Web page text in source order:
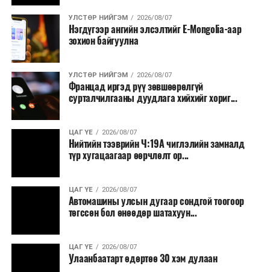
Хуулиар заавал мэдээлэхээс бусад кино,
контент, хэвлэлийн зардал;
Заавал олгохоос бусад тэтгэмж, урамшуулал.
Санхүүгийн хэмнэлтийн горимыг 2026 оны
арванхоёрдугаар сарын 31 хүртэл мөрдөнө. Харин
эрүүл мэндийн салбар уг хэмнэлтийн горимд
хамрагдахгүй бөгөөд цэцэрлэг, сургуулийн хүүхдийн
эрт илрүүлэг, вакцинжуулалт, томуу, томуу төст
өвчний эсрэг арга хэмжээ зэрэг зайлшгүй
үргэлжилнэ гэж Ерөнхий сайд Н.Учрал онцоллоо.
Мөн бүх шатны төсвийн ерөнхийлөн захирагч нарт
салбар бүрдээ урсгал зардлыг 20 хувиар бууруулах,
нөхөн томилгоо хийхгүй байх, аялал, амралт, зугаалга,
хамт олны урлаг, спортын арга хэмжээг зохион
байгуулахгүй байх, төрийн албанд шинэ орон тоо бий
УЛСТӨР НИЙГЭМ 2026/08/07
Нэгдүгээр ангийн элсэлтийг E-Mongolia-аар
зохион байгуулна
УЛСТӨР НИЙГЭМ 2026/08/07
Францад иргэд рүү зөвшөөрөлгүй
сурталчилгааны дуудлага хийхийг хориг...
ЦАГ ҮЕ 2026/08/07
Нийтийн тээврийн Ч:19А чиглэлийн замналд
түр хугацаагаар өөрчлөлт ор...
ЦАГ ҮЕ 2026/08/07
Автомашины улсын дугаар сондгой тоогоор
төгссөн бол өнөөдөр шатахуун...
ЦАГ ҮЕ 2026/08/07
Улаанбаатарт өдөртөө 30 хэм дулаан